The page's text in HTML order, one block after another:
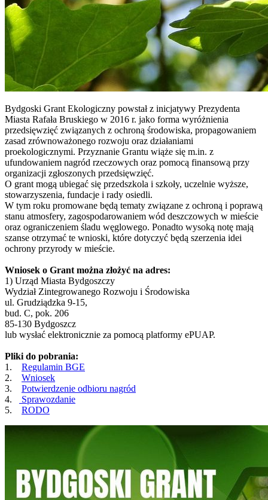
Bydgoski Grant Ekologiczny powstał z inicjatywy Prezydenta
Miasta Rafała Bruskiego w 2016 r. jako forma wyróżnienia
przedsięwzięć związanych z ochroną środowiska, propagowaniem
zasad zrównoważonego rozwoju oraz działaniami
proekologicznymi. Przyznanie Grantu wiąże się m.in. z
ufundowaniem nagród rzeczowych oraz pomocą finansową przy
organizacji zgłoszonych przedsięwzięć.
O grant mogą ubiegać się przedszkola i szkoły, uczelnie wyższe,
stowarzyszenia, fundacje i rady osiedli.
W tym roku promowane będą tematy związane z ochroną i poprawą
stanu atmosfery, zagospodarowaniem wód deszczowych w mieście
oraz ograniczeniem śladu węglowego. Ponadto wysoką notę mają
szanse otrzymać te wnioski, które dotyczyć będą szerzenia idei
ochrony przyrody w mieście.
Wniosek o Grant można złożyć na adres:
1) Urząd Miasta Bydgoszczy
Wydział Zintegrowanego Rozwoju i Środowiska
ul. Grudziądzka 9-15,
bud. C, pok. 206
85-130 Bydgoszcz
lub wysłać elektronicznie za pomocą platformy ePUAP.
Pliki do pobrania:
1. Regulamin BGE
2. Wniosek
3. Potwierdzenie odbioru nagród
4.
Sprawozdanie
5. RODO